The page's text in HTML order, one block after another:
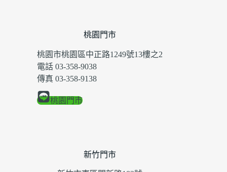
桃園門市
桃園市桃園區中正路1249號13樓之2
電話 03-358-9038
傳真 03-358-9138
桃園門市
新竹門市